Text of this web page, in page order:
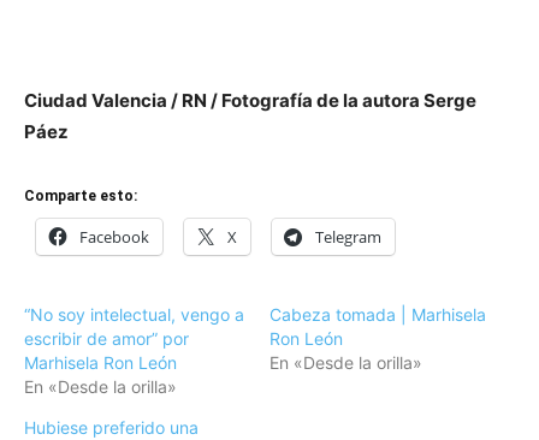
Ciudad Valencia / RN / Fotografía de la autora Serge
Páez
Comparte esto:
Facebook X Telegram
“No soy intelectual, vengo a
escribir de amor” por
Marhisela Ron León
En «Desde la orilla»
Cabeza tomada | Marhisela
Ron León
En «Desde la orilla»
Hubiese preferido una